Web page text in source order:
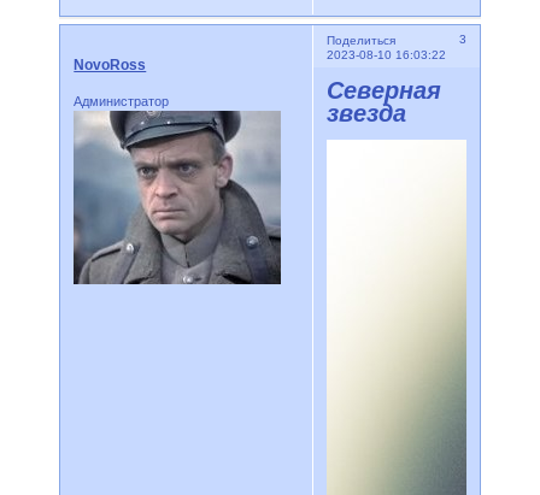
Поделиться
3
2023-08-10 16:03:22
NovoRoss
Администратор
Северная
звезда